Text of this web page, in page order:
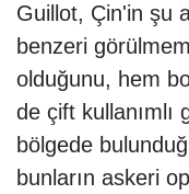
Guillot, Çin'in şu
benzeri
olduğunu, hem
de çift kullanımlı
bölgede
bunların askeri